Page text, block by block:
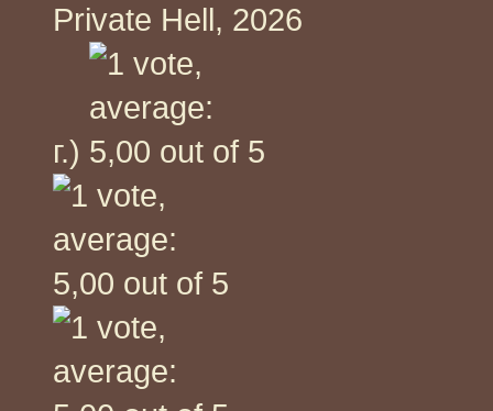
Private Hell, 2026
г.)